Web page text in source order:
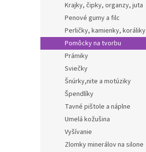
Krajky, čipky, organzy, juta
Penové gumy a filc
Perličky, kamienky, koráliky
Pomôcky na tvorbu
Prámiky
Sviečky
Šnúrky,nite a motúziky
Špendlíky
Tavné pištole a náplne
Umelá kožušina
Vyšívanie
Zlomky minerálov na silone